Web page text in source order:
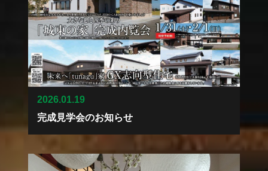
2026.01.19
完成見学会のお知らせ